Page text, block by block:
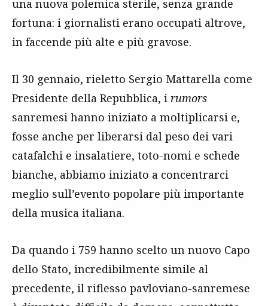
una nuova polemica sterile, senza grande
fortuna: i giornalisti erano occupati altrove,
in faccende più alte e più gravose.
Il 30 gennaio, rieletto Sergio Mattarella come
Presidente della Repubblica, i rumors
sanremesi hanno iniziato a moltiplicarsi e,
fosse anche per liberarsi dal peso dei vari
catafalchi e insalatiere, toto-nomi e schede
bianche, abbiamo iniziato a concentrarci
meglio sull’evento popolare più importante
della musica italiana.
Da quando i 759 hanno scelto un nuovo Capo
dello Stato, incredibilmente simile al
precedente, il riflesso pavloviano-sanremese